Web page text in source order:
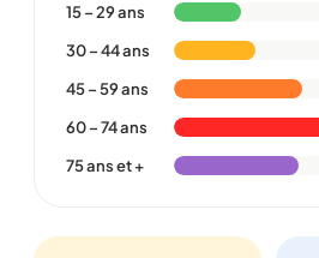
15 – 29 ans
30 – 44 ans
45 – 59 ans
60 – 74 ans
75 ans et +